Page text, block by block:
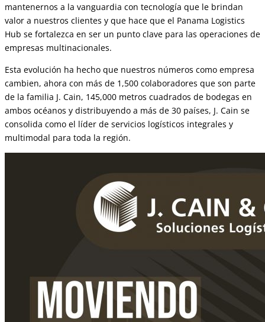
mantenernos a la vanguardia con tecnología que le brindan
valor a nuestros clientes y que hace que el Panama Logistics
Hub se fortalezca en ser un punto clave para las operaciones de
empresas multinacionales.
Esta evolución ha hecho que nuestros números como empresa
cambien, ahora con más de 1,500 colaboradores que son parte
de la familia J. Cain, 145,000 metros cuadrados de bodegas en
ambos océanos y distribuyendo a más de 30 países, J. Cain se
consolida como el líder de servicios logísticos integrales y
multimodal para toda la región.